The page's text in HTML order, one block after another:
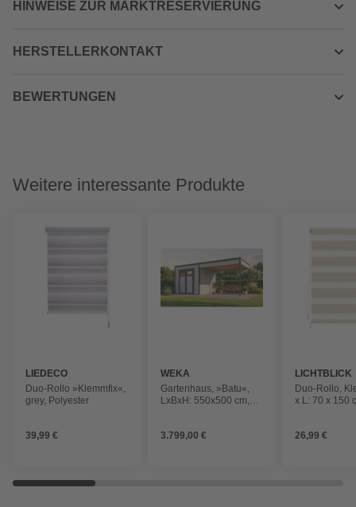
HINWEISE ZUR MARKTRESERVIERUNG
HERSTELLERKONTAKT
BEWERTUNGEN
Weitere interessante Produkte
LIEDECO
Duo-Rollo »Klemmfix«,
grey, Polyester
39,99 €
WEKA
Gartenhaus, »Batu«,
LxBxH: 550x500 cm,
3.799,00 €
LICHTBLICK
Duo-Rollo,
x L: 70 x 150
26,99 €